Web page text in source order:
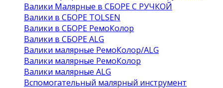
Валики Малярные в СБОРЕ С РУЧКОЙ
Валики в СБОРЕ TOLSEN
Валики в СБОРЕ РемоКолор
Валики в СБОРЕ ALG
Валики малярные РемоКолор/ALG
Валики малярные РемоКолор
Валики малярные ALG
Вспомогательный малярный инструмент